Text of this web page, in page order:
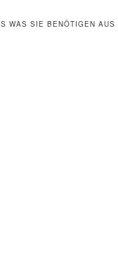
WAS SIE BENÖTIGEN AUS